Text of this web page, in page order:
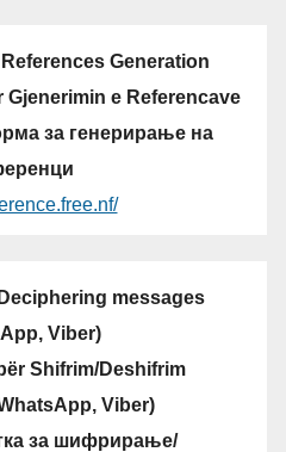
Generation
Gjenerimin e Referencave
за генерирање на
messages
Viber)
Shifrim/Deshifrim
Viber)
за шифрирање/